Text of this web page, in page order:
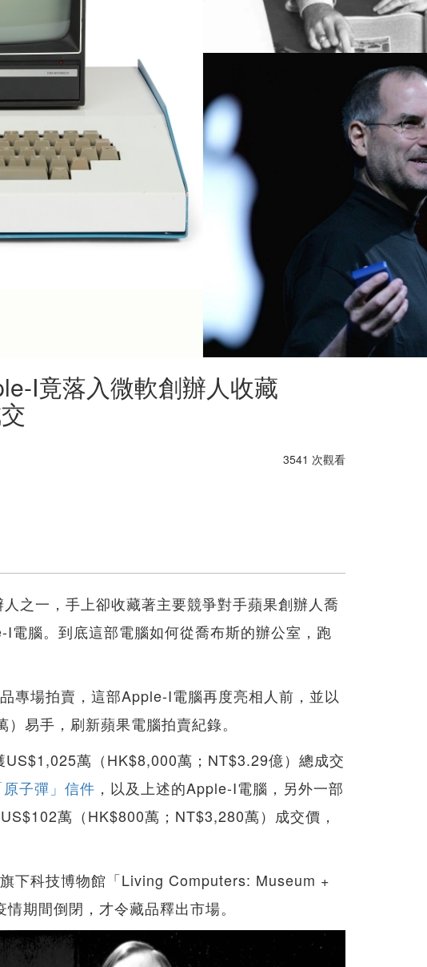
I竟落入微軟創辦人收藏
3541 次觀看
之一，手上卻收藏著主要競爭對手蘋果創辦人喬
腦。到底這部電腦如何從喬布斯的辦公室，跑
專場拍賣，這部Apple-I電腦再度亮相人前，並以
易手，刷新蘋果電腦拍賣紀錄。
萬（HK$8,000萬；NT$3.29億）總成交
子彈」信件 ，以及上述的Apple-I電腦，另外一部
萬（HK$800萬；NT$3,280萬）成交價，
下科技博物館「Living Computers: Museum +
期間倒閉，才令藏品釋出市場。